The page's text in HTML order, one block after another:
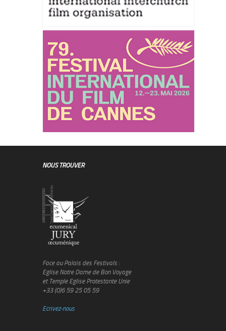
NOUS TROUVER
Face au Palais des Festivals :
Eglise Notre Dame de Bon Voyage
et Temple Eglise Protestante Unie
+33 (0)6 59 25 05 59
Ecrivez-nous